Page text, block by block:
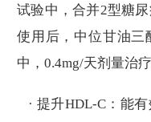
试验中，合并2型糖
使用后，中位甘油
中，0.4mg/天剂量治
· 提升HDL-C：能